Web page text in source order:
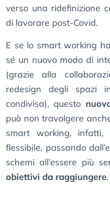
verso una ridefinizione
di lavorare post-Covid.
E se lo smart working
sé un nuovo modo di
(grazie alla
redesign degli spazi
condivisa), questo
può non travolgere
smart working,
flessibile, passando
schemi all’essere più
obiettivi da raggiungere.